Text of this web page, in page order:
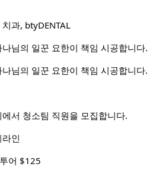
과, btyDENTAL
님의 일꾼 요한이 책임 시공합니다.
님의 일꾼 요한이 책임 시공합니다.
서 청소팀 직원을 모집합니다.
인
어 $125